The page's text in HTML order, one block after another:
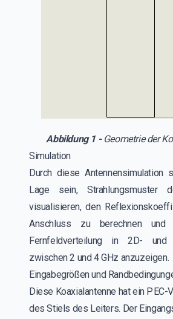
Abbildung 1 -Geometrie der
Simulation
Durch diese Antennensimulation
Lage sein, Strahlungsmuster
visualisieren, den
Anschluss zu berechnen
Fernfeldverteilung in 2D- und
zwischen 2 und 4 GHz anzuzeigen.
Eingabegrößen und
Diese Koaxialantenne hatein PEC-
des Stiels des Leiters. Der